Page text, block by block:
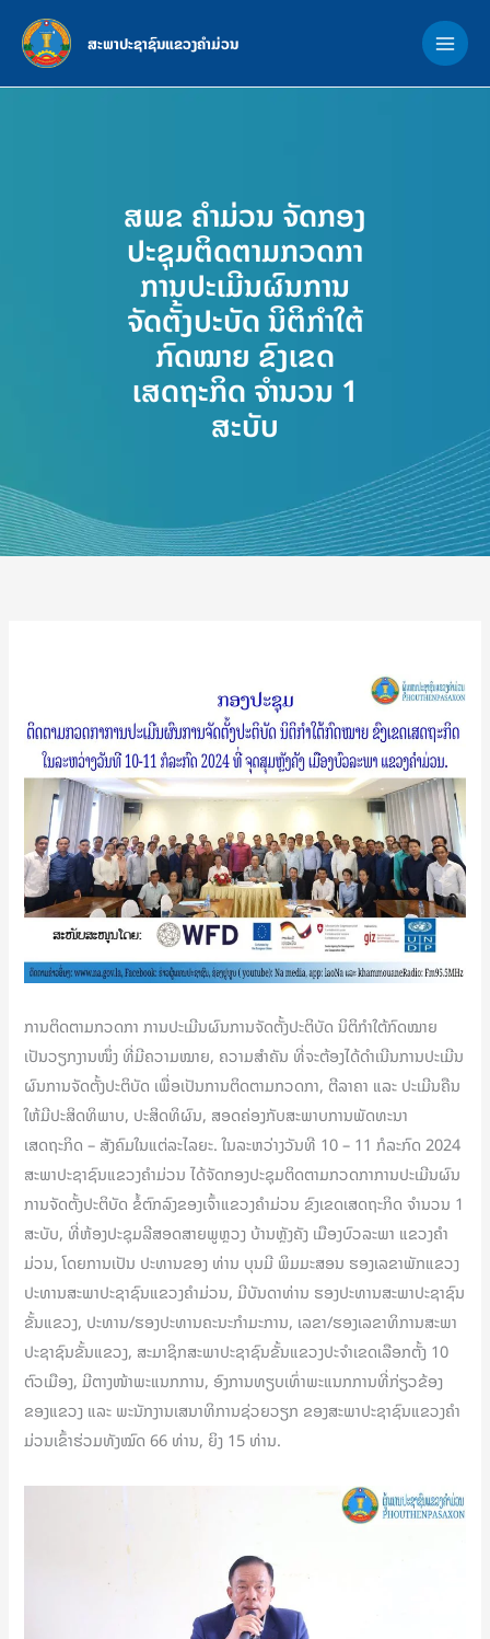
content
ສະພາປະຊາຊົນແຂວງຄຳມ່ວນ
ສພຂ ຄໍາມ່ວນ ຈັດກອງ
ປະຊຸມຕິດຕາມກວດກາ
ການປະເມີນຜົນການ
ຈັດຕັ້ງປະບັດ ນິຕິກຳໃຕ້
ກົດໝາຍ ຂົງເຂດ
ເສດຖະກິດ ຈໍານວນ 1
ສະບັບ
ການຕິດຕາມກວດກາ ການປະເມີນຜົນການຈັດຕັ້ງປະຕິບັດ ນິຕິກຳໃຕ້ກົດໝາຍ
ເປັນວຽກງານໜຶ່ງ ທີ່ມີຄວາມໝາຍ, ຄວາມສຳຄັນ ທີ່ຈະຕ້ອງໄດ້ດຳເນີນການປະເມີນ
ຜົນການຈັດຕັ້ງປະຕິບັດ ເພື່ອເປັນການຕິດຕາມກວດກາ, ຕີລາຄາ ແລະ ປະເມີນຄືນ
ໃຫ້ມີປະສິດທິພາບ, ປະສິດທິຜົນ, ສອດຄ່ອງກັບສະພາບການພັດທະນາ
ເສດຖະກິດ – ສັງຄົມໃນແຕ່ລະໄລຍະ. ໃນລະຫວ່າງວັນທີ 10 – 11 ກໍລະກົດ 2024
ສະພາປະຊາຊົນແຂວງຄໍາມ່ວນ ໄດ້ຈັດກອງປະຊຸມຕິດຕາມກວດກາການປະເມີນຜົນ
ການຈັດຕັ້ງປະຕິບັດ ຂໍ້ຕົກລົງຂອງເຈົ້າແຂວງຄໍາມ່ວນ ຂົງເຂດເສດຖະກິດ ຈໍານວນ 1
ສະບັບ, ທີ່ຫ້ອງປະຊຸມລີສອດສາຍພູຫຼວງ ບ້ານຫຼັງຄັງ ເມືອງບົວລະພາ ແຂວງຄໍາ
ມ່ວນ, ໂດຍການເປັນ ປະທານຂອງ ທ່ານ ບຸນມີ ພິມມະສອນ ຮອງເລຂາພັກແຂວງ
ປະທານສະພາປະຊາຊົນແຂວງຄໍາມ່ວນ, ມີບັນດາທ່ານ ຮອງປະທານສະພາປະຊາຊົນ
ຂັ້ນແຂວງ, ປະທານ/ຮອງປະທານຄະນະກຳມະການ, ເລຂາ/ຮອງເລຂາທິການສະພາ
ປະຊາຊົນຂັ້ນແຂວງ, ສະມາຊິກສະພາປະຊາຊົນຂັ້ນແຂວງປະຈໍາເຂດເລືອກຕັ້ງ 10
ຕົວເມືອງ, ມີຕາງໜ້າພະແນກການ, ອົງການທຽບເທົ່າພະແນກການທີ່ກ່ຽວຂ້ອງ
ຂອງແຂວງ ແລະ ພະນັກງານເສນາທິການຊ່ວຍວຽກ ຂອງສະພາປະຊາຊົນແຂວງຄໍາ
ມ່ວນເຂົ້າຮ່ວມທັງໝົດ 66 ທ່ານ, ຍິງ 15 ທ່ານ.